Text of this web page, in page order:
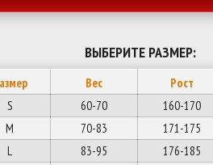
ВЫБЕРИТЕ РАЗМЕР:
Вес Рост
S
60-70 160-170
M
70-83 171-175
L
83-95 176-185